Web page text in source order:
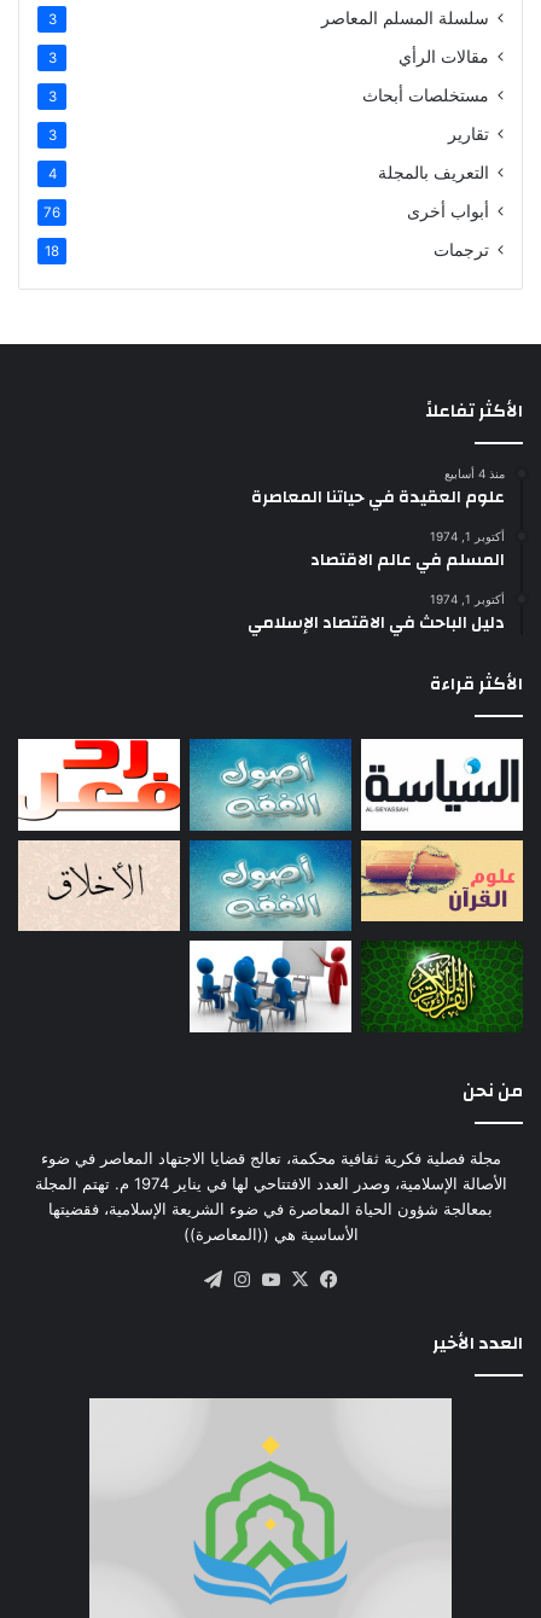
سلسلة المسلم المعاصر 3
مقالات الرأي 3
مستخلصات أبحاث 3
تقارير 3
التعريف بالمجلة 4
أبواب أخرى 76
ترجمات 18
الأكثر تفاعلاً
منذ 4 أسابيع
علوم العقيدة في حياتنا المعاصرة
أكتوبر 1, 1974
المسلم في عالم الاقتصاد
أكتوبر 1, 1974
دليل الباحث في الاقتصاد الإسلامي
الأكثر قراءة
من نحن
مجلة فصلية فكرية ثقافية محكمة، تعالج قضايا الاجتهاد المعاصر في ضوء
الأصالة الإسلامية، وصدر العدد الافتتاحي لها في يناير 1974 م. تهتم المجلة
بمعالجة شؤون الحياة المعاصرة في ضوء الشريعة الإسلامية، فقضيتها
الأساسية هي ((المعاصرة))
فيسبوك
‫X
‫YouTube
انستقرام
العدد الأخير